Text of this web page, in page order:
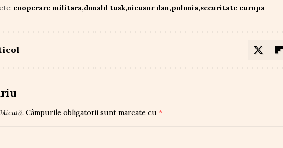
cooperare militara donald tusk nicusor dan polonia securitate europa
Câmpurile obligatorii sunt marcate cu *